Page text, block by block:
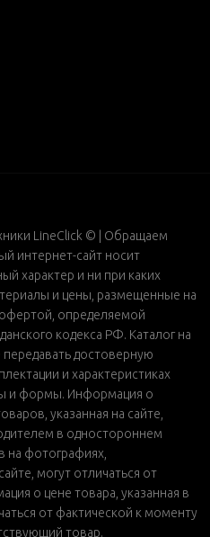
LineClick © | Обращаем
интернет-сайт носит
характер и ни при каких
и цены, размещенные на
определяемой
кодекса РФ. Каталог на
достоверную
и характеристиках
и формы. Информация о
указанная на сайте,
в одностороннем
на фотографиях,
могут отличаться от
о цене товара, указанная в
от фактической к моменту
товар.